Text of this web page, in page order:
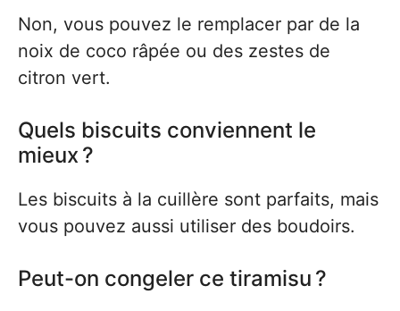
Non, vous pouvez le remplacer par de la
noix de coco râpée ou des zestes de
citron vert.
Quels biscuits conviennent le
mieux ?
Les biscuits à la cuillère sont parfaits, mais
vous pouvez aussi utiliser des boudoirs.
Peut-on congeler ce tiramisu ?